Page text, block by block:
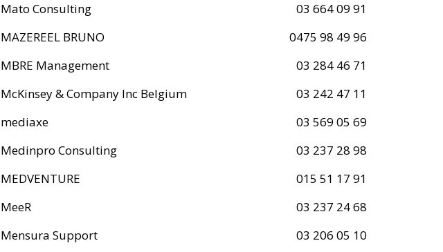
Mato Consulting
03 664 09 91
MAZEREEL BRUNO
0475 98 49 96
MBRE Management
03 284 46 71
McKinsey & Company Inc Belgium
03 242 47 11
mediaxe
03 569 05 69
Medinpro Consulting
03 237 28 98
MEDVENTURE
015 51 17 91
MeeR
03 237 24 68
Mensura Support
03 206 05 10